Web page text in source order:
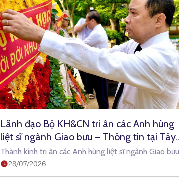
Lãnh đạo Bộ KH&CN tri ân các Anh hùng
liệt sĩ ngành Giao bưu – Thông tin tại Tây
Ninh
28/07/2026
Thành kính tri ân các Anh hùng liệt sĩ ngành Giao bưu
– Thông tin